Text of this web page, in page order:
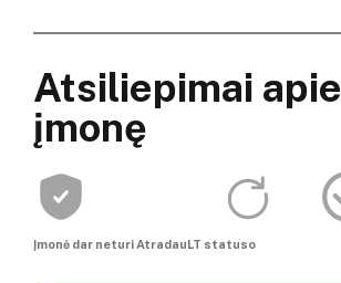
Atsiliepimai apie
įmonę
Įmonė dar neturi AtradauLT statuso